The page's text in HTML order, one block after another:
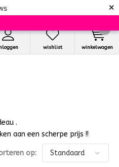
×
wishlist winkelwagen
.
aan een scherpe prijs !!
op: